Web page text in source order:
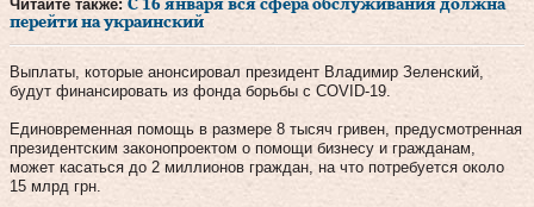
Читайте также: С 16 января вся сфера обслуживания должна
перейти на украинский
Выплаты, которые анонсировал президент Владимир Зеленский,
будут финансировать из фонда борьбы с COVID-19.
Единовременная помощь в размере 8 тысяч гривен, предусмотренная
президентским законопроектом о помощи бизнесу и гражданам,
может касаться до 2 миллионов граждан, на что потребуется около
15 млрд грн.